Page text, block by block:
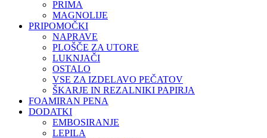
PRIMA
MAGNOLIJE
PRIPOMOČKI
NAPRAVE
PLOŠČE ZA UTORE
LUKNJAČI
OSTALO
VSE ZA IZDELAVO PEČATOV
ŠKARJE IN REZALNIKI PAPIRJA
FOAMIRAN PENA
DODATKI
EMBOSIRANJE
LEPILA